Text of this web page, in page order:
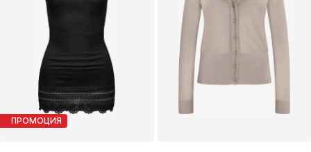
ПРОМОЦИЯ